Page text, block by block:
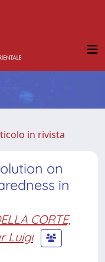
in rivista
on
in
CORTE,
Luigi